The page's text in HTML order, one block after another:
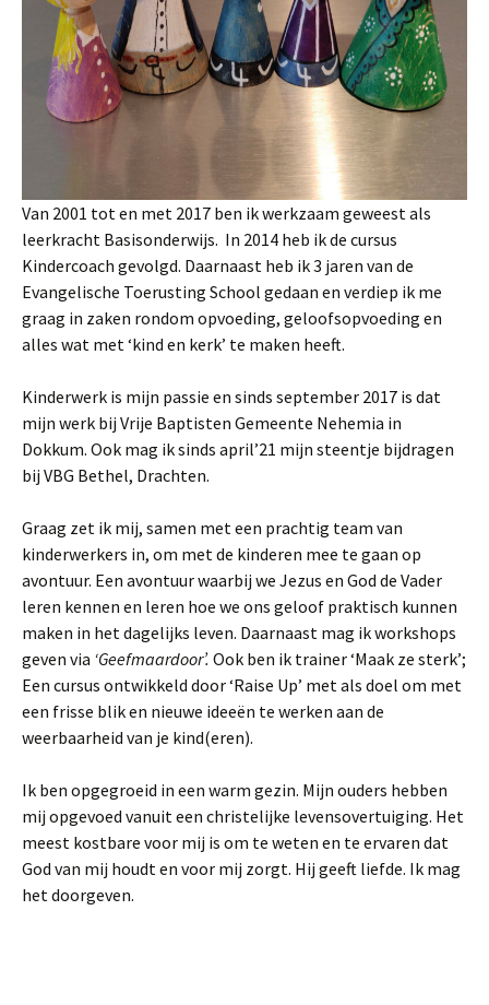
Van 2001 tot en met 2017 ben ik werkzaam geweest als
leerkracht Basisonderwijs. In 2014 heb ik de cursus
Kindercoach gevolgd. Daarnaast heb ik 3 jaren van de
Evangelische Toerusting School gedaan en verdiep ik me
graag in zaken rondom opvoeding, geloofsopvoeding en
alles wat met ‘kind en kerk’ te maken heeft.
Kinderwerk is mijn passie en sinds september 2017 is dat
mijn werk bij Vrije Baptisten Gemeente Nehemia in
Dokkum. Ook mag ik sinds april’21 mijn steentje bijdragen
bij VBG Bethel, Drachten.
Graag zet ik mij, samen met een prachtig team van
kinderwerkers in, om met de kinderen mee te gaan op
avontuur. Een avontuur waarbij we Jezus en God de Vader
leren kennen en leren hoe we ons geloof praktisch kunnen
maken in het dagelijks leven. Daarnaast mag ik workshops
geven via ‘Geefmaardoor’. Ook ben ik trainer ‘Maak ze sterk’;
Een cursus ontwikkeld door ‘Raise Up’ met als doel om met
een frisse blik en nieuwe ideeën te werken aan de
weerbaarheid van je kind(eren).
Ik ben opgegroeid in een warm gezin. Mijn ouders hebben
mij opgevoed vanuit een christelijke levensovertuiging. Het
meest kostbare voor mij is om te weten en te ervaren dat
God van mij houdt en voor mij zorgt. Hij geeft liefde. Ik mag
het doorgeven.